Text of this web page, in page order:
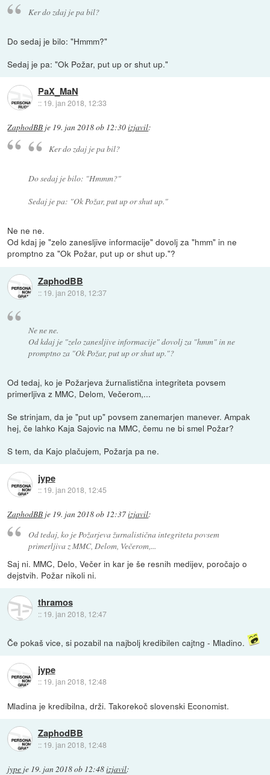
Ker do zdaj je pa bil?
Do sedaj je bilo: "Hmmm?"
Sedaj je pa: "Ok Požar, put up or shut up."
PaX_MaN
:: 19. jan 2018, 12:33
ZaphodBB je 19. jan 2018 ob 12:30izjavil:
Ker do zdaj je pa bil?
Do sedaj je bilo: "Hmmm?"
Sedaj je pa: "Ok Požar, put up or shut up."
Ne ne ne.
Od kdaj je "zelo zanesljive informacije" dovolj za "hmm" in ne
promptno za "Ok Požar, put up or shut up."?
ZaphodBB
:: 19. jan 2018, 12:37
Ne ne ne.
Od kdaj je "zelo zanesljive informacije" dovolj za "hmm" in ne
promptno za "Ok Požar, put up or shut up."?
Od tedaj, ko je Požarjeva žurnalistična integriteta povsem
primerljiva z MMC, Delom, Večerom,...
Se strinjam, da je "put up" povsem zanemarjen manever. Ampak
hej, če lahko Kaja Sajovic na MMC, čemu ne bi smel Požar?
S tem, da Kajo plačujem, Požarja pa ne.
jype
:: 19. jan 2018, 12:45
ZaphodBB je 19. jan 2018 ob 12:37izjavil:
Od tedaj, ko je Požarjeva žurnalistična integriteta povsem
primerljiva z MMC, Delom, Večerom,...
Saj ni. MMC, Delo, Večer in kar je še resnih medijev, poročajo o
dejstvih. Požar nikoli ni.
thramos
:: 19. jan 2018, 12:47
Če pokaš vice, si pozabil na najbolj kredibilen cajtng - Mladino.
jype
:: 19. jan 2018, 12:48
Mladina je kredibilna, drži. Takorekoč slovenski Economist.
ZaphodBB
:: 19. jan 2018, 12:48
jype je 19. jan 2018 ob 12:48izjavil: